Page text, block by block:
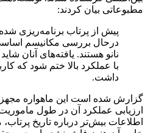
مطبوعاتی بیان کردند:
درحال بررسی مکانیسم
نانو هستند. یافته‌های آنان
با عملکرد بالا ختم شود که
داشت.
گزارش شده است این ماهواره مجهز
ارزیابی عملکرد آن در طول
اطلاعات بیش‌تر درباره تاریخ